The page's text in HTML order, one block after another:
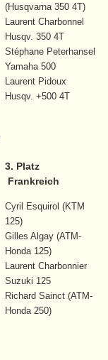
(Husqvarna 350 4T)
Laurent Charbonnel
Husqv. 350 4T
Stéphane Peterhansel
Yamaha 500
Laurent Pidoux
Husqv. +500 4T
3. Platz
Frankreich
Cyril Esquirol (KTM
125)
Gilles Algay (ATM-
Honda 125)
Laurent Charbonnier
Suzuki 125
Richard Sainct (ATM-
Honda 250)